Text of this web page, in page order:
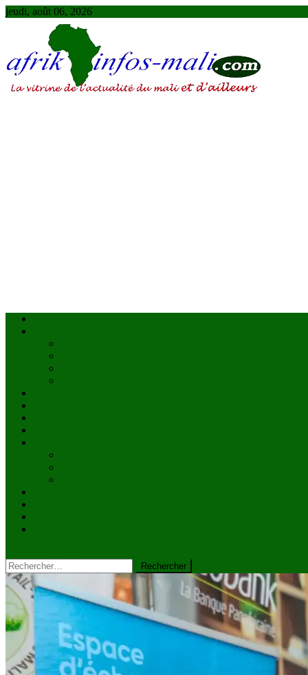
Skip
jeudi, août 06, 2026
Rechercher :